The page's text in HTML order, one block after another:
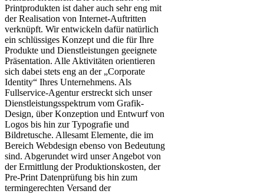
Printprodukten ist daher auch sehr eng mit
der Realisation von Internet-Auftritten
verknüpft. Wir entwickeln dafür natürlich
ein schlüssiges Konzept und die für Ihre
Produkte und Dienstleistungen geeignete
Präsentation. Alle Aktivitäten orientieren
sich dabei stets eng an der „Corporate
Identity“ Ihres Unternehmens. Als
Fullservice-Agentur erstreckt sich unser
Dienstleistungsspektrum vom Grafik-
Design, über Konzeption und Entwurf von
Logos bis hin zur Typografie und
Bildretusche. Allesamt Elemente, die im
Bereich Webdesign ebenso von Bedeutung
sind. Abgerundet wird unser Angebot von
der Ermittlung der Produktionskosten, der
Pre-Print Datenprüfung bis hin zum
termingerechten Versand der